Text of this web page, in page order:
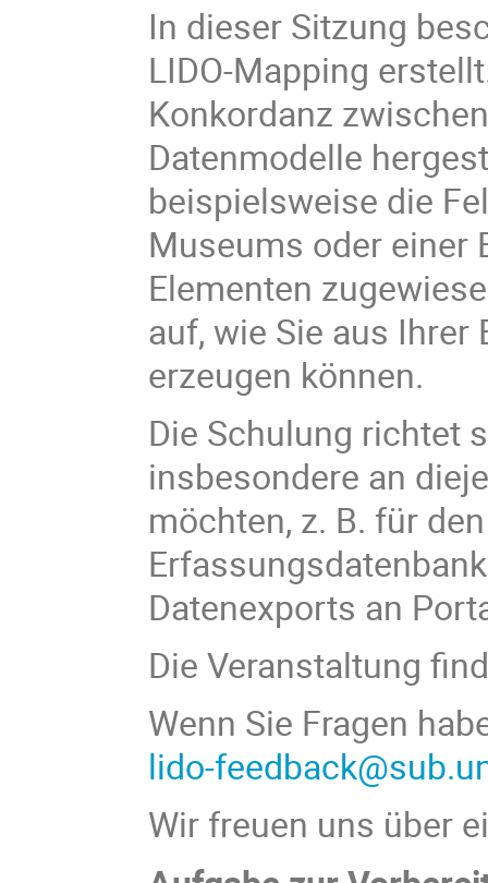
In dieser Sitzung
LIDO-Mapping
Konkordanz
Datenmodelle
beispielsweise die
Museums oder einer
Elementen
auf, wie Sie aus Ihrer
erzeugen können.
Die Schulung richtet
insbesondere an
möchten, z. B. für
Datenexports an
Die Veranstaltung
Wenn Sie Fragen
lido-
Wir freuen uns über